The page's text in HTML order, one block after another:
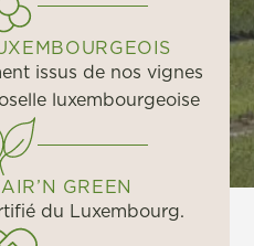
issus de nos vignes
luxembourgeoise
GREEN
du Luxembourg.